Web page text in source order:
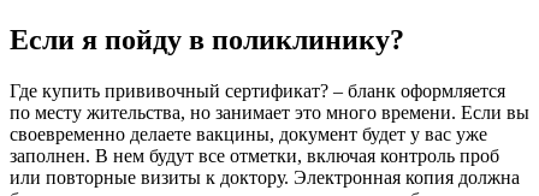
Если я пойду в поликлинику?
Где купить прививочный сертификат? – бланк оформляется
по месту жительства, но занимает это много времени. Если вы
своевременно делаете вакцины, документ будет у вас уже
заполнен. В нем будут все отметки, включая контроль проб
или повторные визиты к доктору. Электронная копия должна